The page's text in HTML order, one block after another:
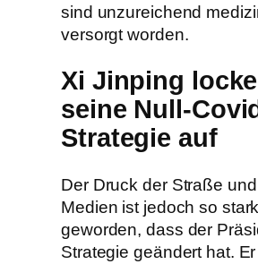
sind unzureichend
versorgt worden.
Xi Jinping
seine Null-
Strategie auf
Der Druck der Straße
Medien ist jedoch so stark
geworden, dass der
Strategie geändert hat.